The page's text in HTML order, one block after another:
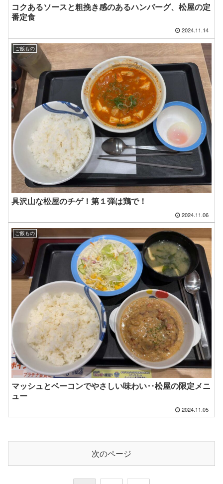
コクあるソースと粗挽き感のあるハンバーグ、松屋の定
番定食
2024.11.14
ご飯もの
具沢山な松屋のチゲ！第１弾は鶏で！
2024.11.06
ご飯もの
マッシュとベーコンでやさしい味わい‥松屋の限定メニ
ュー
2024.11.05
次のページ